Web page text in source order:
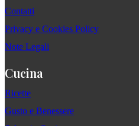
Contatti
Privacy e Cookies Policy
Note Legali
Cucina
Ricette
Gusto e Benessere